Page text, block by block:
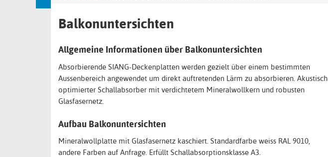
Balkonuntersichten
Allgemeine Informationen über Balkonuntersichten
Absorbierende SIANG-Deckenplatten werden gezielt über einem bestimmten
Aussenbereich angewendet um direkt auftretenden Lärm zu absorbieren. Akustisch
optimierter Schallabsorber mit verdichtetem Mineralwollkern und robusten
Glasfasernetz.
Aufbau Balkonuntersichten
Mineralwollplatte mit Glasfasernetz kaschiert. Standardfarbe weiss RAL 9010,
andere Farben auf Anfrage. Erfüllt Schallabsorptionsklasse A3.